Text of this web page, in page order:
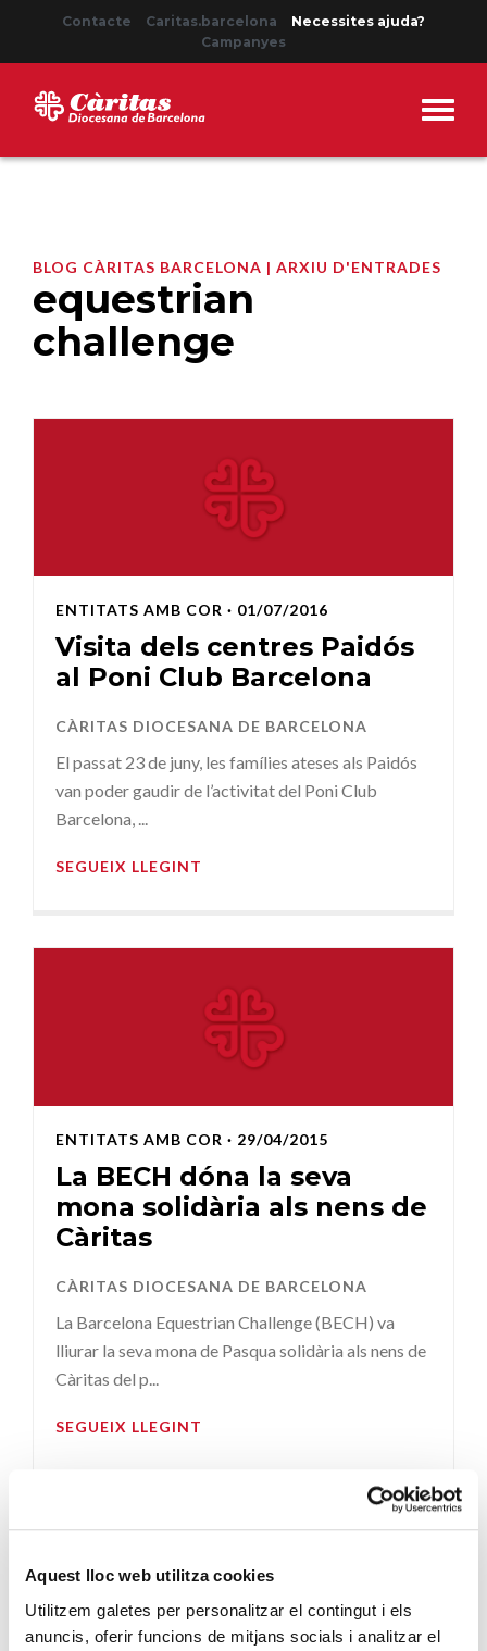
Aquest lloc web utilitza cookies
Utilitzem galetes per personalitzar el contingut i els
anuncis, oferir funcions de mitjans socials i analitzar el
Contacte Caritas.barcelona
Necessites ajuda?
Campanyes
BLOG CÀRITAS BARCELONA | ARXIU D'ENTRADES
equestrian
challenge
ENTITATS AMB COR · 01/07/2016
Visita dels centres Paidós
al Poni Club Barcelona
CÀRITAS DIOCESANA DE BARCELONA
El passat 23 de juny, les famílies ateses als Paidós
van poder gaudir de l’activitat del Poni Club
Barcelona, ...
SEGUEIX LLEGINT
ENTITATS AMB COR · 29/04/2015
La BECH dóna la seva
mona solidària als nens de
Càritas
CÀRITAS DIOCESANA DE BARCELONA
La Barcelona Equestrian Challenge (BECH) va
lliurar la seva mona de Pasqua solidària als nens de
Càritas del p...
SEGUEIX LLEGINT
VEURE'N MÉS